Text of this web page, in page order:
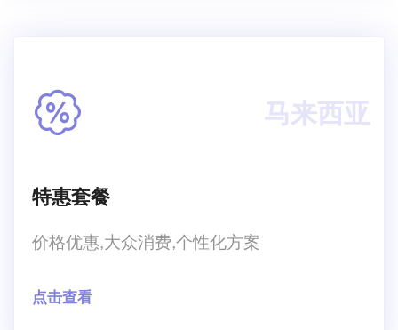
马来西亚
特惠套餐
价格优惠,大众消费,个性化方案
点击查看